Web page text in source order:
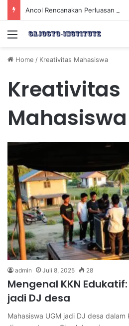
Menu
Home / Kreativitas Mahasiswa
Kreativitas
Mahasiswa
admin Juli 8, 2025 28
Mengenal KKN
jadi DJ desa
Mahasiswa UGM jadi DJ desa